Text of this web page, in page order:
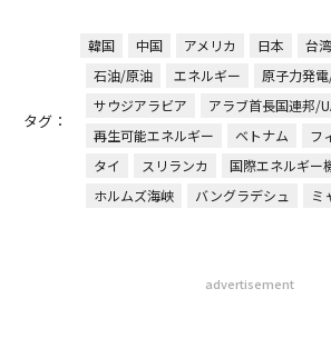
タグ：
韓国 中国 アメリカ 日本 台湾
石油/原油
エネルギー 原子力発
サウジアラビア
アラブ首長国連邦/
再生可能エネルギー
ベトナム フ
タイ
スリランカ 国際エネルギー
ホルムズ海峡
バングラデシュ ミ
advertisement